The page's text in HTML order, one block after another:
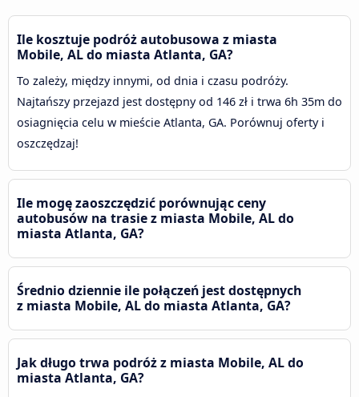
Ile kosztuje podróż autobusowa z miasta
Mobile, AL do miasta Atlanta, GA?
To zależy, między innymi, od dnia i czasu podróży.
Najtańszy przejazd jest dostępny od 146 zł i trwa 6h 35m do
osiagnięcia celu w mieście Atlanta, GA. Porównuj oferty i
oszczędzaj!
Ile mogę zaoszczędzić porównując ceny
autobusów na trasie z miasta Mobile, AL do
miasta Atlanta, GA?
Średnio dziennie ile połączeń jest dostępnych
z miasta Mobile, AL do miasta Atlanta, GA?
Jak długo trwa podróż z miasta Mobile, AL do
miasta Atlanta, GA?